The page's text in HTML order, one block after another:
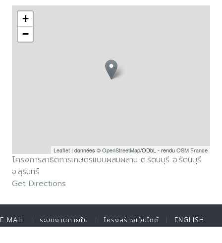
+
−
Leaflet| données ©OpenStreetMap/ODbL - renduOSM France
โครงการสาธิตการเกษตรแบบผสมผสาน ต.รัตนบุรี อ.รัตนบุรี
จ.สุรินทร์
Get Directions
E-MAIL ระบบงานภายใน โครงสร้างเว็บไซต์ ENGLISH